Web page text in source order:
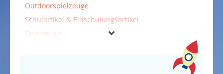
Outdoorspielzeuge
Schulartikel & Einschulungsartikel
Spielzeuge